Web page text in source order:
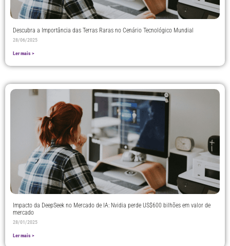
Descubra a Importância das Terras Raras no Cenário Tecnológico Mundial
28/06/2025
Ler mais >
Impacto da DeepSeek no Mercado de IA: Nvidia perde US$600 bilhões em valor de
mercado
28/01/2025
Ler mais >